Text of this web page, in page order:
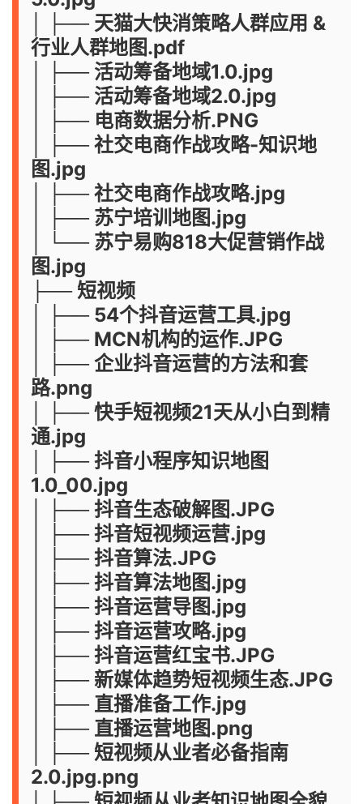
│ ├── 天猫大快消策略人群应用 &
行业人群地图.pdf
│ ├── 活动筹备地域1.0.jpg
│ ├── 活动筹备地域2.0.jpg
│ ├── 电商数据分析.PNG
│ ├── 社交电商作战攻略-知识地
图.jpg
│ ├── 社交电商作战攻略.jpg
│ ├── 苏宁培训地图.jpg
│ └── 苏宁易购818大促营销作战
图.jpg
├── 短视频
│ ├── 54个抖音运营工具.jpg
│ ├── MCN机构的运作.JPG
│ ├── 企业抖音运营的方法和套
路.png
│ ├── 快手短视频21天从小白到精
通.jpg
│ ├── 抖音小程序知识地图
1.0_00.jpg
│ ├── 抖音生态破解图.JPG
│ ├── 抖音短视频运营.jpg
│ ├── 抖音算法.JPG
│ ├── 抖音算法地图.jpg
│ ├── 抖音运营导图.jpg
│ ├── 抖音运营攻略.jpg
│ ├── 抖音运营红宝书.JPG
│ ├── 新媒体趋势短视频生态.JPG
│ ├── 直播准备工作.jpg
│ ├── 直播运营地图.png
│ ├── 短视频从业者必备指南
2.0.jpg.png